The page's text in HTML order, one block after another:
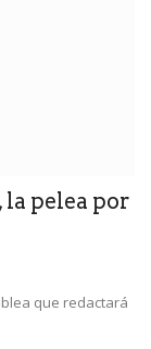
pelea por
que redactará